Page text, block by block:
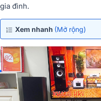
gia đình.
Xem nhanh (Mở rộng)